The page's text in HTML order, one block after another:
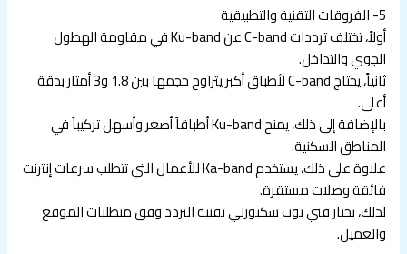
5- الفروقات التقنية والتطبيقية
أولاً، تختلف ترددات C-band عن Ku-band في مقاومة الهطول
الجوي والتداخل.
ثانياً، يحتاج C-band لأطباق أكبر يتراوح حجمها بين 1.8 و3 أمتار بدقة
أعلى.
بالإضافة إلى ذلك، يمنح Ku-band أطباقاً أصغر وأسهل تركيباً في
المناطق السكنية.
علاوة على ذلك، يستخدم Ka-band للأعمال التي تتطلب سرعات إنترنت
فائقة وصلات مستقرة.
لذلك، يختار فني توب سكيورتي تقنية التردد وفق متطلبات الموقع
والعميل.